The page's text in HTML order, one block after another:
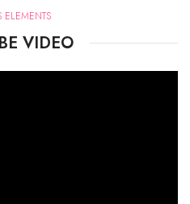
ELEMENTS
VIDEO